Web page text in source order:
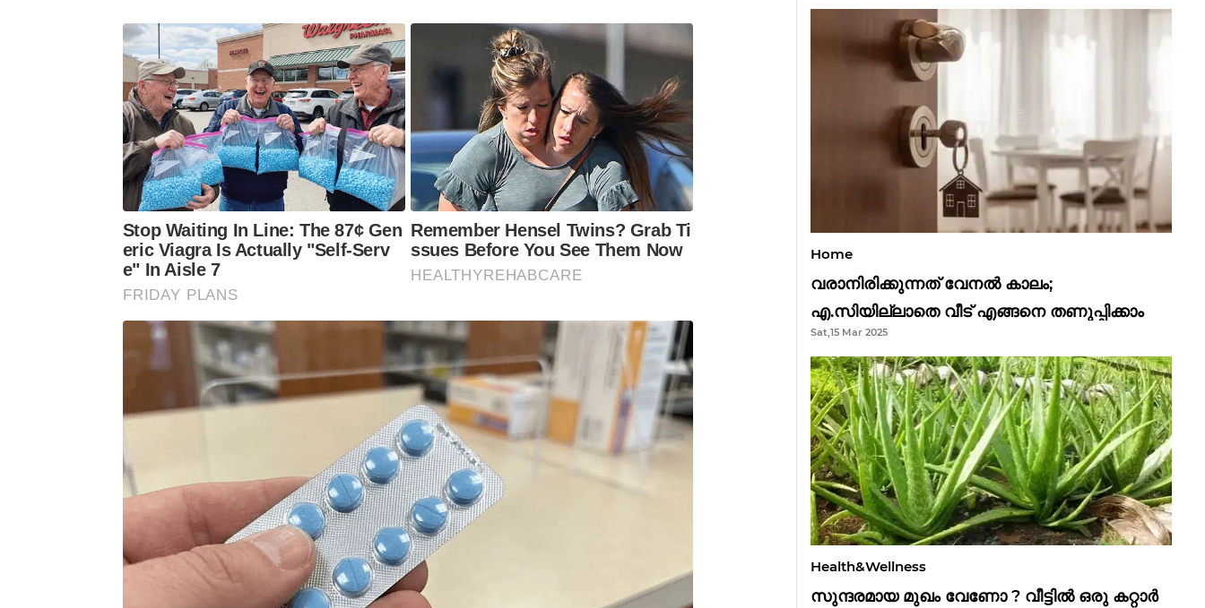
Home
വരാനിരിക്കുന്നത് വേനൽ കാലം;
എ.സിയില്ലാതെ വീട് എങ്ങനെ തണുപ്പിക്കാം
Sat,15 Mar 2025
Health&Wellness
സുന്ദരമായ മുഖം വേണോ ? വീട്ടിൽ ഒരു കറ്റാർ